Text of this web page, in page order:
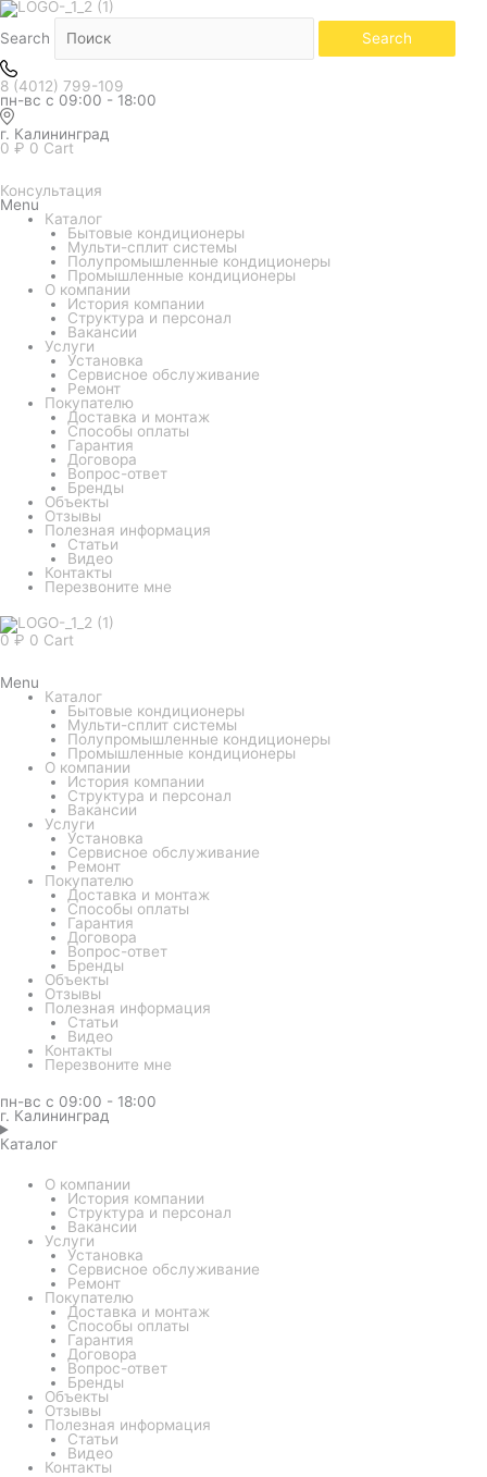
Search Search
8 (4012) 799-109
пн-вс с 09:00 - 18:00
г. Калининград
0 ₽ 0 Cart
Консультация
Menu
Каталог
Бытовые кондиционеры
Мульти-сплит системы
Полупромышленные кондиционеры
Промышленные кондиционеры
О компании
История компании
Структура и персонал
Вакансии
Услуги
Установка
Сервисное обслуживание
Ремонт
Покупателю
Доставка и монтаж
Способы оплаты
Гарантия
Договора
Вопрос-ответ
Бренды
Объекты
Отзывы
Полезная информация
Статьи
Видео
Контакты
Перезвоните мне
0 ₽ 0 Cart
Menu
Каталог
Бытовые кондиционеры
Мульти-сплит системы
Полупромышленные кондиционеры
Промышленные кондиционеры
О компании
История компании
Структура и персонал
Вакансии
Услуги
Установка
Сервисное обслуживание
Ремонт
Покупателю
Доставка и монтаж
Способы оплаты
Гарантия
Договора
Вопрос-ответ
Бренды
Объекты
Отзывы
Полезная информация
Статьи
Видео
Контакты
Перезвоните мне
пн-вс с 09:00 - 18:00
г. Калининград
Каталог
О компании
История компании
Структура и персонал
Вакансии
Услуги
Установка
Сервисное обслуживание
Ремонт
Покупателю
Доставка и монтаж
Способы оплаты
Гарантия
Договора
Вопрос-ответ
Бренды
Объекты
Отзывы
Полезная информация
Статьи
Видео
Контакты
Белый
Количество
товара
Кондиционер
Hisense
консольного
типа
AKT-
09UR4RK8/AUW-
09U4RS8